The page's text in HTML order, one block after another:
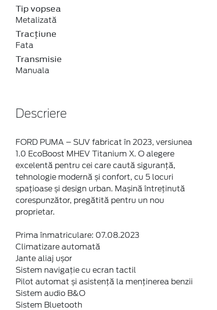
Tip vopsea
Metalizată
Tracțiune
Fata
Transmisie
Manuala
Descriere
FORD PUMA – SUV fabricat în 2023, versiunea
1.0 EcoBoost MHEV Titanium X. O alegere
excelentă pentru cei care caută siguranță,
tehnologie modernă și confort, cu 5 locuri
spațioase și design urban. Mașină întreținută
corespunzător, pregătită pentru un nou
proprietar.
Prima înmatriculare: 07.08.2023
Climatizare automată
Jante aliaj ușor
Sistem navigație cu ecran tactil
Pilot automat și asistență la menținerea benzii
Sistem audio B&O
Sistem Bluetooth